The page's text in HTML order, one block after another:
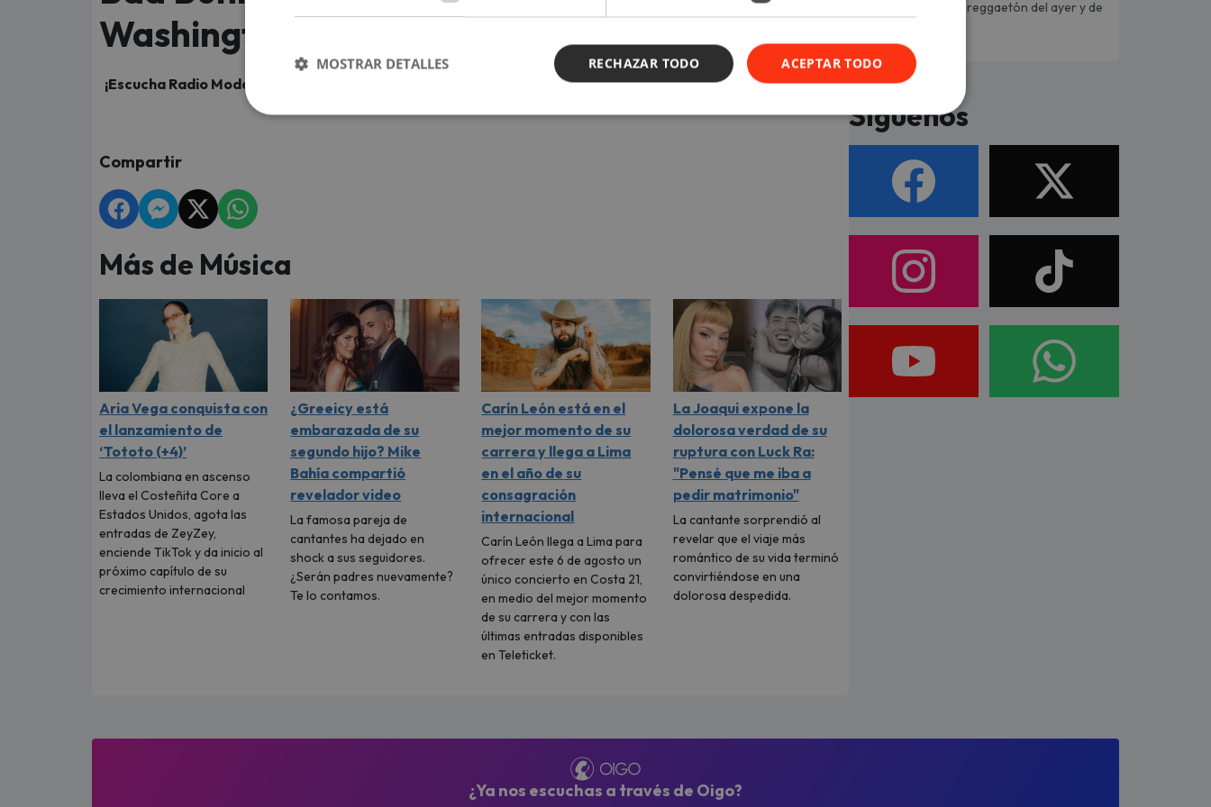
Washington DC
¡Escucha Radio Moda, te mueve y entérate de las últimas noticias de tus artistas favoritos y la música que
Compartir
Más de Música
Aria Vega conquista con
el lanzamiento de
‘Tototo (+4)’
La colombiana en ascenso
lleva el Costeñita Core a
Estados Unidos, agota las
entradas de ZeyZey,
enciende TikTok y da inicio al
próximo capítulo de su
crecimiento internacional
¿Greeicy está
embarazada de su
segundo hijo? Mike
Bahía compartió
revelador video
La famosa pareja de
cantantes ha dejado en
shock a sus seguidores.
¿Serán padres nuevamente?
Te lo contamos.
Carín León está en el
mejor momento de su
carrera y llega a Lima
en el año de su
consagración
internacional
Carín León llega a Lima para
ofrecer este 6 de agosto un
único concierto en Costa 21,
en medio del mejor momento
de su carrera y con las
últimas entradas disponibles
en Teleticket.
La Joaqui expone la
dolorosa verdad de su
ruptura con Luck Ra:
"Pensé que me iba a
pedir matrimonio"
La cantante sorprendió al
revelar que el viaje más
romántico de su vida terminó
convirtiéndose en una
dolorosa despedida.
El reggaetón del ayer y de
Síguenos
¿Ya nos escuchas a través de Oigo?
ACEPTAR TODO
RECHAZAR TODO
MOSTRAR DETALLES